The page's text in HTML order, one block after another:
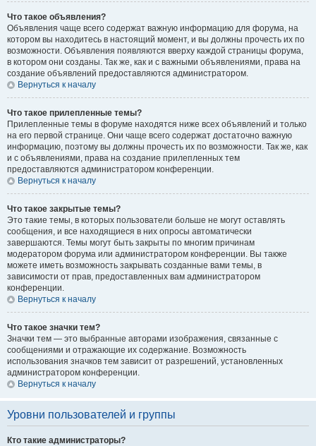
Что такое объявления?
Объявления чаще всего содержат важную информацию для форума, на
котором вы находитесь в настоящий момент, и вы должны прочесть их по
возможности. Объявления появляются вверху каждой страницы форума,
в котором они созданы. Так же, как и с важными объявлениями, права на
создание объявлений предоставляются администратором.
Вернуться к началу
Что такое прилепленные темы?
Прилепленные темы в форуме находятся ниже всех объявлений и только
на его первой странице. Они чаще всего содержат достаточно важную
информацию, поэтому вы должны прочесть их по возможности. Так же, как
и с объявлениями, права на создание прилепленных тем
предоставляются администратором конференции.
Вернуться к началу
Что такое закрытые темы?
Это такие темы, в которых пользователи больше не могут оставлять
сообщения, и все находящиеся в них опросы автоматически
завершаются. Темы могут быть закрыты по многим причинам
модератором форума или администратором конференции. Вы также
можете иметь возможность закрывать созданные вами темы, в
зависимости от прав, предоставленных вам администратором
конференции.
Вернуться к началу
Что такое значки тем?
Значки тем — это выбранные авторами изображения, связанные с
сообщениями и отражающие их содержание. Возможность
использования значков тем зависит от разрешений, установленных
администратором конференции.
Вернуться к началу
Уровни пользователей и группы
Кто такие администраторы?